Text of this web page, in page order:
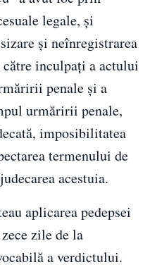
legale, și
și neînregistrarea
către inculpați a actului
penale și a
urmăririi penale,
imposibilitatea
termenului de
acestuia.
aplicarea pedepsei
zile de la
a verdictului.